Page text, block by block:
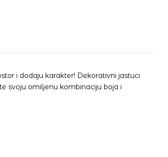
i dodaju karakter! Dekorativni jastuci
svoju omiljenu kombinaciju boja i